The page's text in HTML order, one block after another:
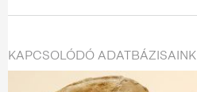
KAPCSOLÓDÓ ADATBÁZISAINK